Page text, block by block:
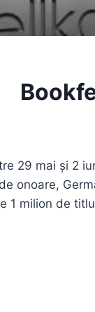
29 mai și 2
onoare,
1 milion de